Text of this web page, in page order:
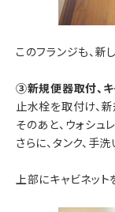
このフランジも、新
③新規便器取付、キ
止水栓を取付け、
そのあと、ウォシュ
さらに、タンク、手
上部にキャビネッ